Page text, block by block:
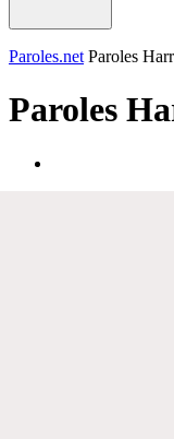
Paroles.net Paroles
Paroles